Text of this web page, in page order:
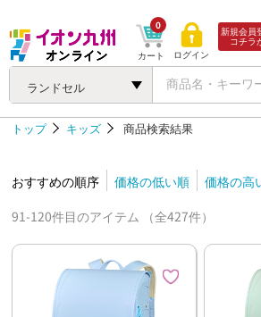
ランドセル
カート
0
ログイン
新規会員
コチラ
トップ キッズ 商品検索結果
おすすめの順序 価格の低い順
価格の高
91-120件目のアイテム （全427件）